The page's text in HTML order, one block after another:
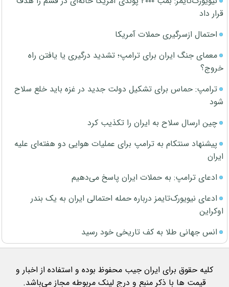
قرار داد
احتمال ازسرگیری حملات آمریکا
معمای جنگ ایران برای ترامپ؛ تشدید درگیری یا یافتن راه
خروج؟
ترامپ: حماس برای تشکیل دولت جدید در غزه باید خلع سلاح
شود
چین ارسال سلاح به ایران را تکذیب کرد
پیشنهاد سنتکام به ترامپ برای عملیات هوایی دو هفته‌ای علیه
ایران
ادعای ترامپ: به حملات ایران پاسخ می‌دهیم
ادعای نیویورک‌تایمز درباره حمله احتمالی ایران به یک بندر
اوکراین
انس جهانی طلا به کف تاریخی خود رسید
کلیه حقوق برای ایران جیب محفوظ بوده و استفاده از اخبار و
قیمت ها با ذکر منبع و درج لینک مربوطه مجاز می‌باشد.